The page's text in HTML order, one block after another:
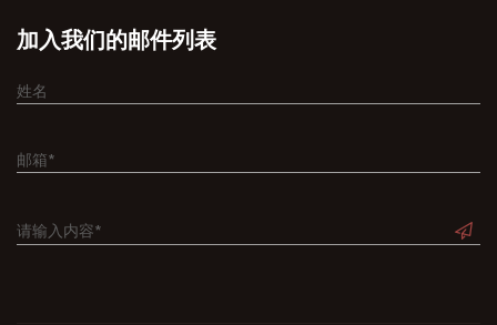
加入我们的邮件列表